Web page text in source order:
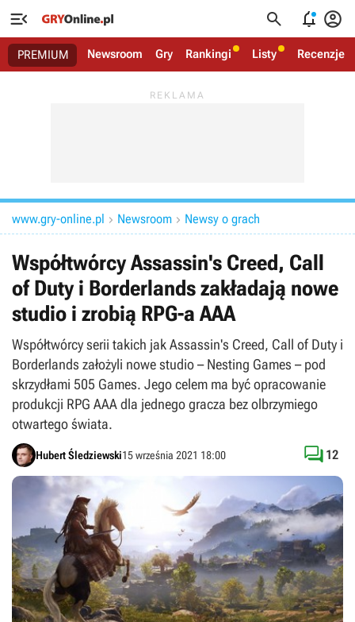
   
PREMIUM Newsroom Gry Rankingi Listy Recenzje
www.gry-online.pl  Newsroom  Newsy o grach
Współtwórcy Assassin's Creed, Call
of Duty i Borderlands zakładają nowe
studio i zrobią RPG-a AAA
Współtwórcy serii takich jak Assassin's Creed, Call of Duty i
Borderlands założyli nowe studio – Nesting Games – pod
skrzydłami 505 Games. Jego celem ma być opracowanie
produkcji RPG AAA dla jednego gracza bez olbrzymiego
otwartego świata.
Hubert Śledziewski15 września 2021 18:00  12